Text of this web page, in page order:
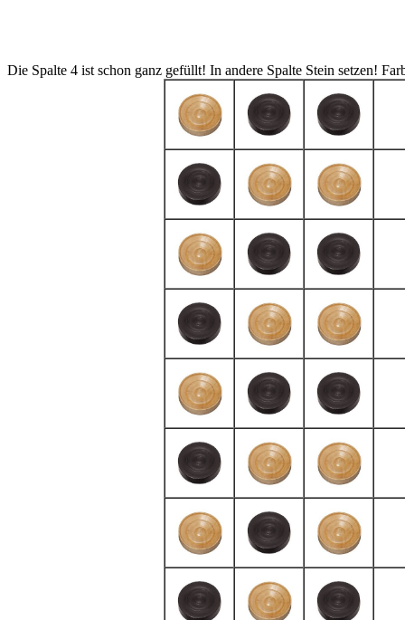
Die Spalte 4 ist schon ganz gefüllt! In andere Spalte Stein setzen!